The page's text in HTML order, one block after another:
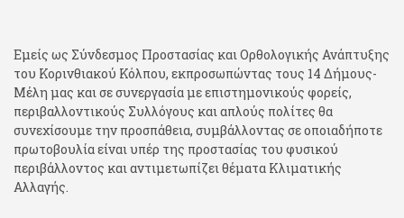
Εμείς ως Σύνδεσμος Προστασίας και Ορθολογικής Ανάπτυξης
του Κορινθιακού Κόλπου, εκπροσωπώντας τους 14 Δήμους-
Μέλη μας και σε συνεργασία με επιστημονικούς φορείς,
περιβαλλοντικούς Συλλόγους και απλούς πολίτες θα
συνεχίσουμε την προσπάθεια, συμβάλλοντας σε οποιαδήποτε
πρωτοβουλία είναι υπέρ της προστασίας του φυσικού
περιβάλλοντος και αντιμετωπίζει θέματα Κλιματικής
Αλλαγής.